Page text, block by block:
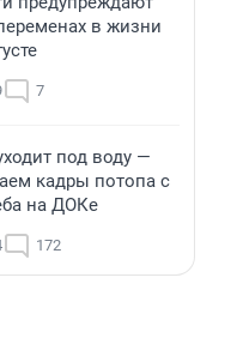
в жизни
7
под воду —
кадры потопа с
на ДОКе
172